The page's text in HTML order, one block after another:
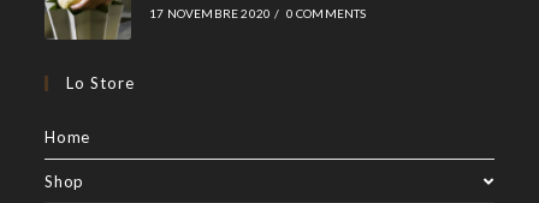
17 NOVEMBRE 2020 / 0 COMMENTS
Lo Store
Home
Shop